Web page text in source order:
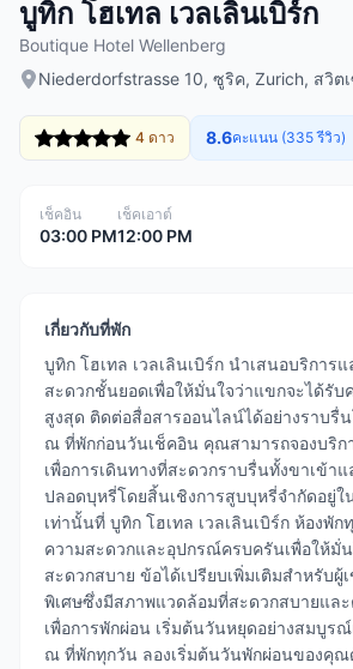
บูทิก โฮเทล เวลเลินเบิร์ก
Boutique Hotel Wellenberg
Niederdorfstrasse 10, ซูริค, Zurich, สวิต
4 ดาว 8.6คะแนน (335 รีวิว)
เช็คอิน
03:00 PM
เช็คเอาต์
12:00 PM
เกี่ยวกับที่พัก
บูทิก โฮเทล เวลเลินเบิร์ก นำเสนอบริการ
สะดวกชั้นยอดเพื่อให้มั่นใจว่าแขกจะได้รับ
สูงสุด ติดต่อสื่อสารออนไลน์ได้อย่างราบรื่
ณ ที่พักก่อนวันเช็คอิน คุณสามารถจองบริก
เพื่อการเดินทางที่สะดวกราบรื่นทั้งขาเข้า
ปลอดบุหรี่โดยสิ้นเชิงการสูบบุหรี่จำกัดอยู่
เท่านั้นที่ บูทิก โฮเทล เวลเลินเบิร์ก ห้องพัก
ความสะดวกและอุปกรณ์ครบครันเพื่อให้มั่น
สะดวกสบาย ข้อได้เปรียบเพิ่มเติมสำหรับผู้
พิเศษซึ่งมีสภาพแวดล้อมที่สะดวกสบายและ
เพื่อการพักผ่อน เริ่มต้นวันหยุดอย่างสมบูร
ณ ที่พักทุกวัน ลองเริ่มต้นวันพักผ่อนของคุณ